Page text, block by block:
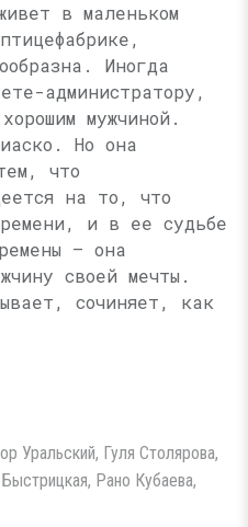
в маленьком
Иногда
администратору,
мужчиной.
Но она
что
на то, что
и в ее судьбе
— она
своей мечты.
сочиняет, как
Уральский, Гуля Столярова,
Рано Кубаева,